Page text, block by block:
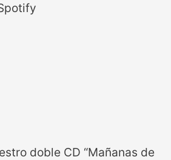
doble CD “Mañanas de